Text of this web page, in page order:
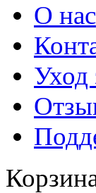
О нас
Уход